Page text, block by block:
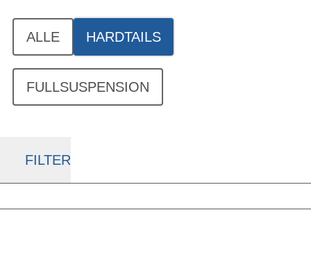
ALLE HARDTAILS
FULLSUSPENSION
FILTER